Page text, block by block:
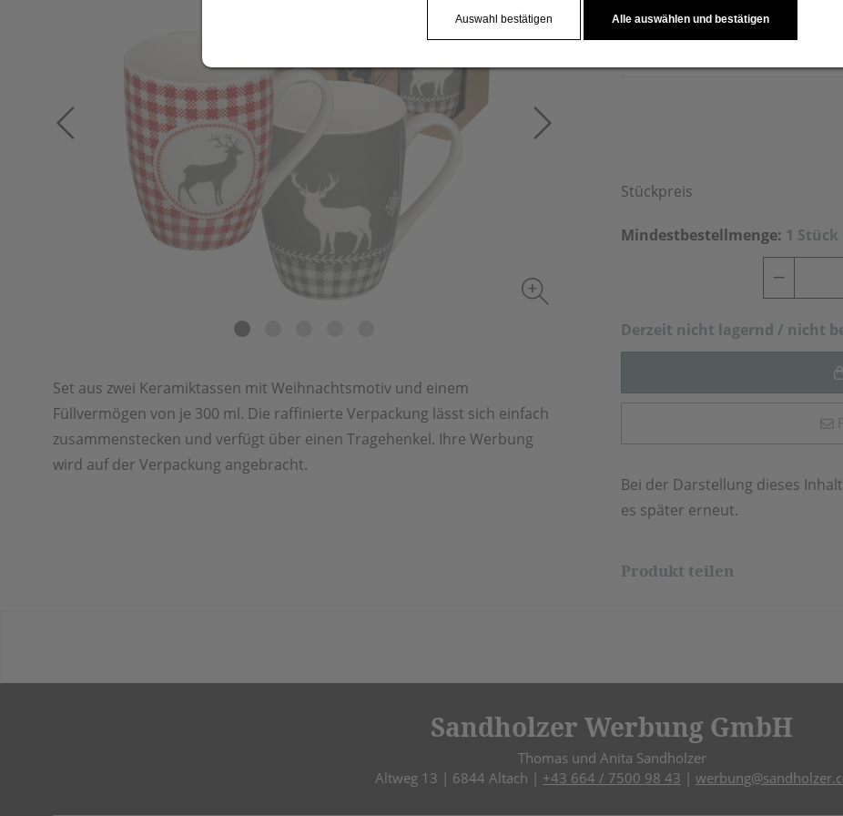
Set aus zwei Keramiktassen mit Weihnachtsmotiv und einem
Füllvermögen von je 300 ml. Die raffinierte Verpackung lässt sich einfach
zusammenstecken und verfügt über einen Tragehenkel. Ihre Werbung
wird auf der Verpackung angebracht.
verfügt über einen
Stückpreis
Mindestbestellmenge: 1 Stück
Derzeit nicht lagernd / nicht
Bei der Darstellung dieses
es später erneut.
Produkt teilen
Sandholzer Werbung GmbH
Thomas und Anita Sandholzer
Altweg 13 | 6844 Altach | +43 664 / 7500 98 43 |
Auswahl bestätigen Alle auswählen und bestätigen